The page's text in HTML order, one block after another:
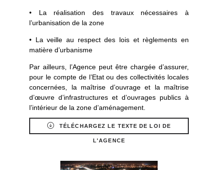
• La réalisation des travaux nécessaires à
l’urbanisation de la zone
• La veille au respect des lois et règlements en
matière d’urbanisme
Par ailleurs, l’Agence peut être chargée d’assurer,
pour le compte de l’Etat ou des collectivités locales
concernées, la maîtrise d’ouvrage et la maîtrise
d’œuvre d’infrastructures et d’ouvrages publics à
l’intérieur de la zone d’aménagement.
TÉLÉCHARGEZ LE TEXTE DE LOI DE
L'AGENCE